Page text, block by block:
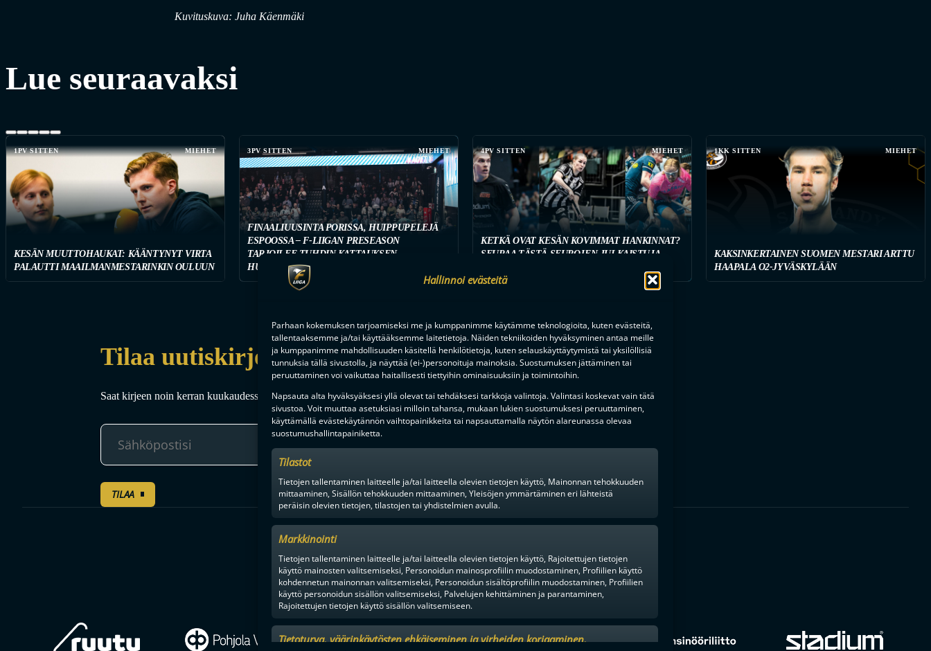
Hallinnoi evästeitä
Parhaan kokemuksen tarjoamiseksi me ja kumppanimme käytämme teknologioita, kuten evästeitä,
tallentaaksemme ja/tai käyttääksemme laitetietoja. Näiden tekniikoiden hyväksyminen antaa meille
ja kumppanimme mahdollisuuden käsitellä henkilötietoja, kuten selauskäyttäytymistä tai yksilöllisiä
tunnuksia tällä sivustolla, ja näyttää (ei-)personoituja mainoksia. Suostumuksen jättäminen tai
peruuttaminen voi vaikuttaa haitallisesti tiettyihin ominaisuuksiin ja toimintoihin.
Napsauta alta hyväksyäksesi yllä olevat tai tehdäksesi tarkkoja valintoja. Valintasi koskevat vain tätä
sivustoa. Voit muuttaa asetuksiasi milloin tahansa, mukaan lukien suostumuksesi peruuttaminen,
käyttämällä evästekäytännön vaihtopainikkeita tai napsauttamalla näytön alareunassa olevaa
suostumushallintapainiketta.
Tilastot
Tietojen tallentaminen laitteelle ja/tai laitteella olevien tietojen käyttö, Mainonnan tehokkuuden
mittaaminen, Sisällön tehokkuuden mittaaminen, Yleisöjen ymmärtäminen eri lähteistä
peräisin olevien tietojen, tilastojen tai yhdistelmien avulla.
Markkinointi
Tietojen tallentaminen laitteelle ja/tai laitteella olevien tietojen käyttö, Rajoitettujen tietojen
käyttö mainosten valitsemiseksi, Personoidun mainosprofiilin muodostaminen, Profiilien käyttö
kohdennetun mainonnan valitsemiseksi, Personoidun sisältöprofiilin muodostaminen, Profiilien
käyttö personoidun sisällön valitsemiseksi, Palvelujen kehittäminen ja parantaminen,
Rajoitettujen tietojen käyttö sisällön valitsemiseen.
Tietoturva, väärinkäytösten ehkäiseminen ja virheiden korjaaminen,
Kuvituskuva: Juha Käenmäki
Lue seuraavaksi
1PV SITTEN MIEHET
KESÄN MUUTTOHAUKAT: KÄÄNTYNYT VIRTA
PALAUTTI MAAILMANMESTARINKIN OULUUN
3PV SITTEN MIEHET
FINAALIUUSINTA PORISSA, HUIPPUPELEJÄ
ESPOOSSA – F-LIIGAN PRESEASON
TARJOILEE TUHDIN KATTAUKSEN
HUIPPUVIIHDETTÄ
4PV SITTEN MIEHET
KETKÄ OVAT KESÄN KOVIMMAT HANKINNAT?
SEURAA TÄSTÄ SEUROJEN JULKAISTUJA
1KK SITTEN MIEHET
KAKSINKERTAINEN SUOMEN MESTARI ARTTU
HAAPALA O2-JYVÄSKYLÄÄN
Tilaa uutiskirje
Saat kirjeen noin kerran kuukaudessa F-liigakauden alusta ratkaisuhetkiin asti.
TILAA
F-LIIGANKUMPPANIT